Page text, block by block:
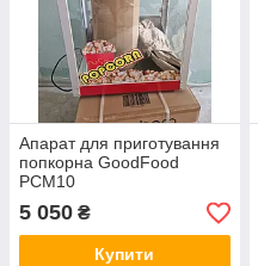
Апарат для приготування
попкорна GoodFood
PCM10
5 050 ₴
Купити